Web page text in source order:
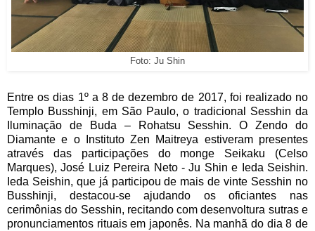
Foto: Ju Shin
Entre os dias 1º a 8 de dezembro de 2017, foi realizado no
Templo Busshinji, em São Paulo, o tradicional Sesshin da
Iluminação de Buda – Rohatsu Sesshin. O Zendo do
Diamante e o Instituto Zen Maitreya estiveram presentes
através das participações do monge Seikaku (Celso
Marques), José Luiz Pereira Neto - Ju Shin e Ieda Seishin.
Ieda Seishin, que já participou de mais de vinte Sesshin no
Busshinji, destacou-se ajudando os oficiantes nas
cerimônias do Sesshin, recitando com desenvoltura sutras e
pronunciamentos rituais em japonês. Na manhã do dia 8 de